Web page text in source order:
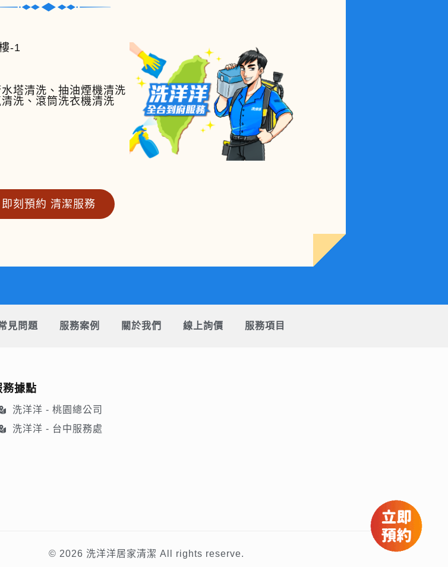
-1
塔清洗、抽油煙機清洗
洗、滾筒洗衣機清洗
即刻預約 清潔服務
見問題 服務案例 關於我們 線上詢價 服務項目
務據點
洗洋洋 - 桃園總公司
洗洋洋 - 台中服務處
© 2026 洗洋洋居家清潔 All rights reserve.